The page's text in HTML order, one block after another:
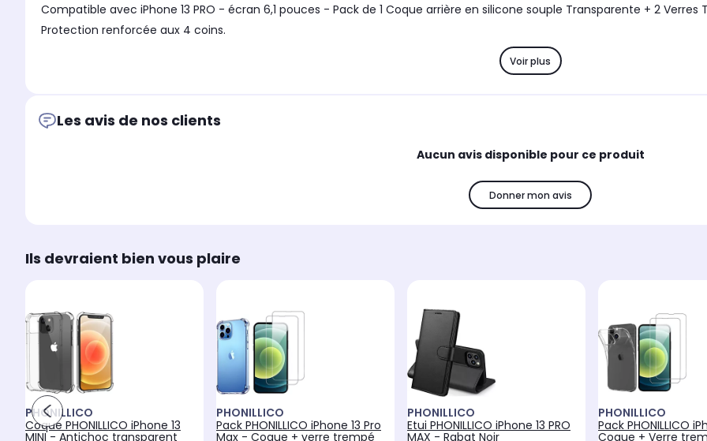
Compatible avec iPhone 13 PRO - écran 6,1 pouces - Pack de 1 Coque arrière en silicone souple Transparente + 2 Verres Trempé avec Lingettes nettoyantes. Coque avec
Protection renforcée aux 4 coins.
Voir plus
Les avis de nos clients
Aucun avis disponible pour ce produit
Donner mon avis
Ils devraient bien vous plaire
PHONILLICO
Coque PHONILLICO iPhone 13
MINI - Antichoc transparent
PHONILLICO
Pack PHONILLICO iPhone 13 Pro
Max - Coque + verre trempé
PHONILLICO
Etui PHONILLICO iPhone 13 PRO
MAX - Rabat Noir
PHONILLICO
Pack PHONILLICO
Coque + Verre